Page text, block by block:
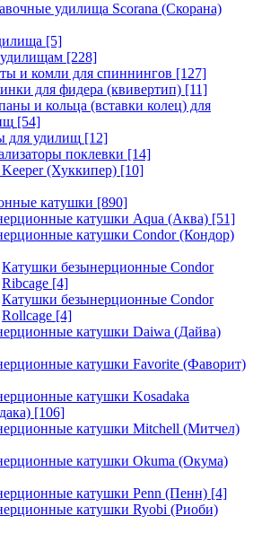
удилища Scorana (Скорана)
[5]
удилищам [228]
и комли для спиннингов [127]
для фидера (квивертип) [11]
и кольца (вставки колец) для
[54]
для удилищ [12]
поклевки [14]
(Хуккипер) [10]
катушки [890]
катушки Aqua (Аква) [51]
катушки Condor (Кондор)
Катушки безынерционные Condor
Ribcage [4]
Катушки безынерционные Condor
Rollcage [4]
катушки Daiwa (Дайва)
катушки Favorite (Фаворит)
катушки Kosadaka
[106]
катушки Mitchell (Митчел)
катушки Okuma (Окума)
катушки Penn (Пенн) [4]
катушки Ryobi (Риоби)